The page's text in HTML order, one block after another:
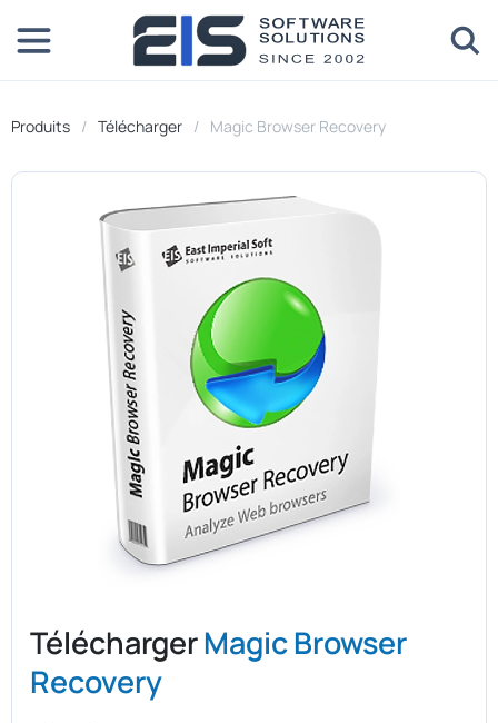
Produits Télécharger Magic Browser Recovery
TéléchargerMagic Browser
Recovery